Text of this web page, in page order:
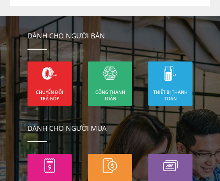
DÀNH CHO NGƯỜI BÁN
CHUYỂN ĐỔI
TRẢ GÓP
CỔNG THANH
TOÁN
THIẾT BỊ THANH
TOÁN
DÀNH CHO NGƯỜI MUA